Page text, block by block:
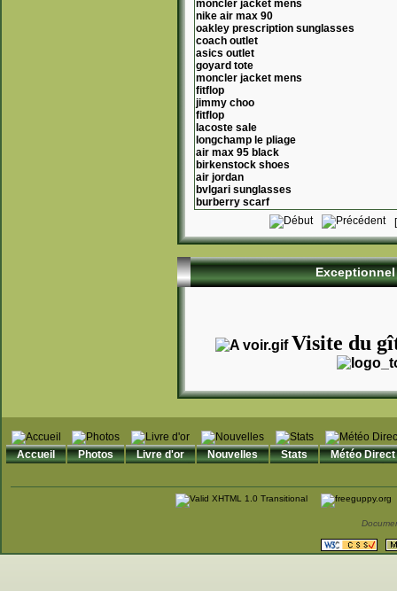
moncler jacket mens
nike air max 90
oakley prescription sunglasses
coach outlet
asics outlet
goyard tote
moncler jacket mens
fitflop
jimmy choo
fitflop
lacoste sale
longchamp le pliage
air max 95 black
birkenstock shoes
air jordan
bvlgari sunglasses
burberry scarf
Visite du
Accueil Photos Livre d'or Nouvelles Stats Météo Direct